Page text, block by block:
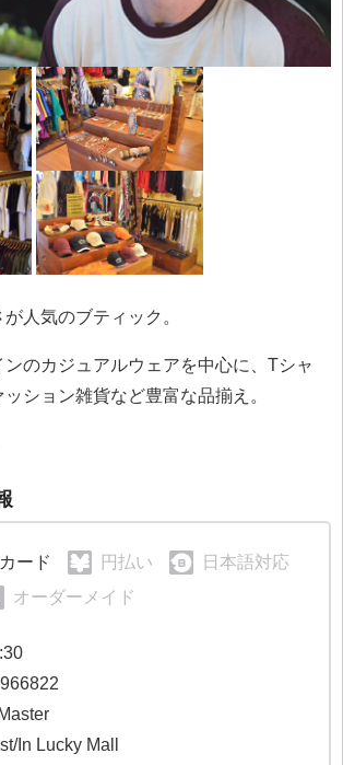
人気のブティック。
のカジュアルウェアを中心に、Tシャ
ション雑貨など豊富な品揃え。
ード 円払い
日本語対応
オーダーメイド
In Lucky Mall